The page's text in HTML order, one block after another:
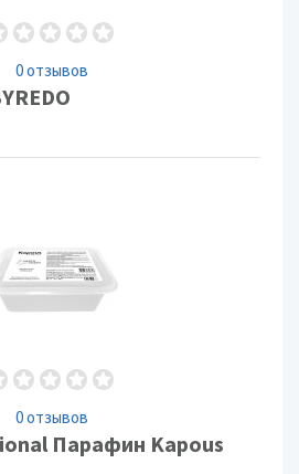
0 отзывов
0 отзывов
Парафин Kapous